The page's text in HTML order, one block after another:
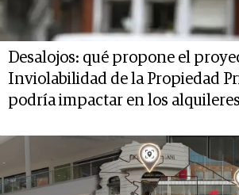
Desalojos: qué propone el
Inviolabilidad de la Propiedad
podría impactar en los alquileres